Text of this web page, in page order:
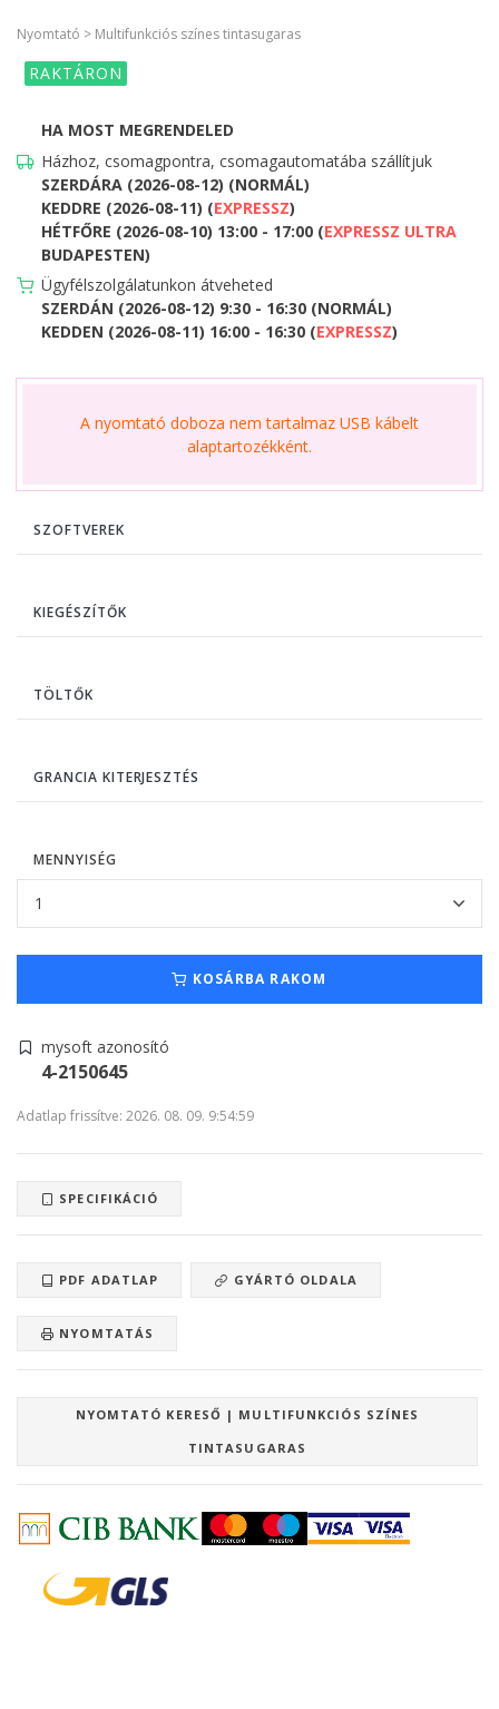
Nyomtató > Multifunkciós színes tintasugaras
RAKTÁRON
HA MOST MEGRENDELED
Házhoz, csomagpontra, csomagautomatába szállítjuk
SZERDÁRA (2026-08-12) (NORMÁL)
KEDDRE (2026-08-11) (EXPRESSZ)
HÉTFŐRE (2026-08-10) 13:00 - 17:00 (EXPRESSZ ULTRA
BUDAPESTEN)
Ügyfélszolgálatunkon átveheted
SZERDÁN (2026-08-12) 9:30 - 16:30 (NORMÁL)
KEDDEN (2026-08-11) 16:00 - 16:30 (EXPRESSZ)
A nyomtató doboza nem tartalmaz USB kábelt
alaptartozékként.
SZOFTVEREK
KIEGÉSZÍTŐK
TÖLTŐK
GRANCIA KITERJESZTÉS
MENNYISÉG
KOSÁRBA RAKOM
mysoft azonosító
4-2150645
Adatlap frissítve: 2026. 08. 09. 9:54:59
SPECIFIKÁCIÓ
PDF ADATLAP GYÁRTÓ OLDALA
NYOMTATÁS
NYOMTATÓ KERESŐ | MULTIFUNKCIÓS SZÍNES
TINTASUGARAS